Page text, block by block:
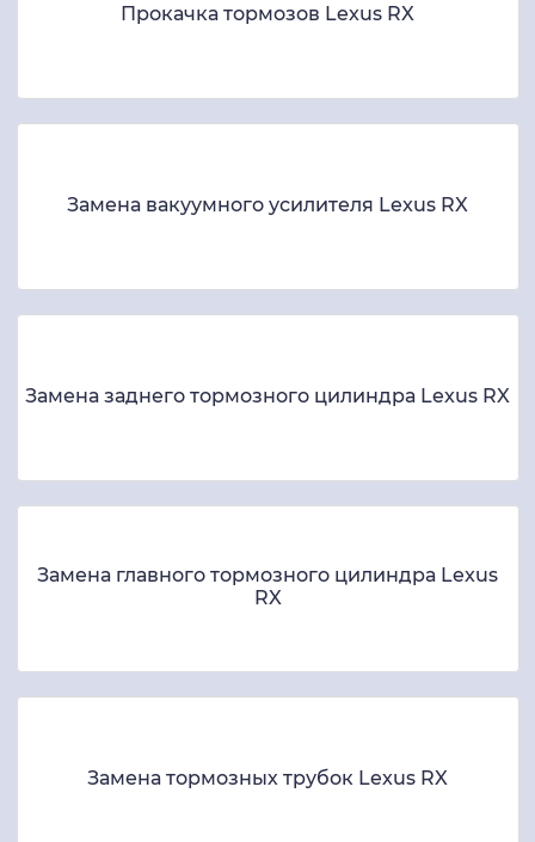
Прокачка тормозов Lexus RX
Замена вакуумного усилителя Lexus RX
Замена заднего тормозного цилиндра Lexus RX
Замена главного тормозного цилиндра Lexus
RX
Замена тормозных трубок Lexus RX